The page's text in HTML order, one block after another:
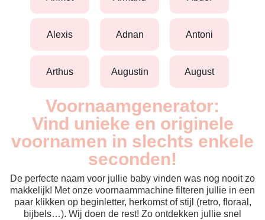
alexis adnan antoni
arthus augustin august
Voornaamgenerator:
Vind unieke en originele
voornamen in slechts enkele
seconden!
De perfecte naam voor jullie baby vinden was nog nooit zo
makkelijk! Met onze voornaammachine filteren jullie in een
paar klikken op beginletter, herkomst of stijl (retro, floraal,
bijbels…). Wij doen de rest! Zo ontdekken jullie snel